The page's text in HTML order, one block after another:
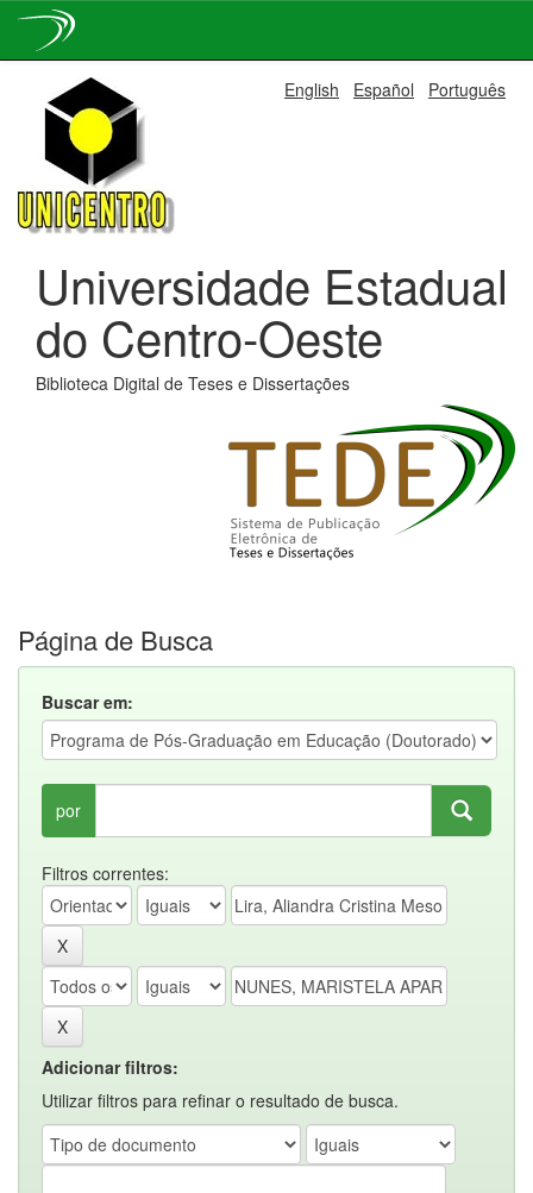
navigation
English Español Português
Universidade Estadual
do Centro-Oeste
Biblioteca Digital de Teses e Dissertações
Página de Busca
Buscar em:
por
Filtros correntes:
Adicionar filtros:
Utilizar filtros para refinar o resultado de busca.